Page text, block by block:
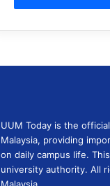
UUM Today is the
Malaysia, providing
on daily campus life.
university authority. All